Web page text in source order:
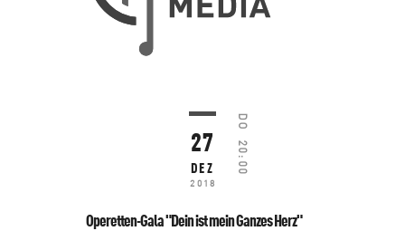
27
DEZ
2018
DO
20:00
Operetten-Gala "Dein ist mein Ganzes Herz"